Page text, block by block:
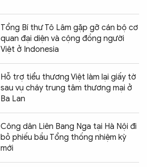
Tổng Bí thư Tô Lâm gặp gỡ cán bộ cơ
quan đại diện và cộng đồng người
Việt ở Indonesia
Hỗ trợ tiểu thương Việt làm lại giấy tờ
sau vụ cháy trung tâm thương mại ở
Ba Lan
Công dân Liên Bang Nga tại Hà Nội đi
bỏ phiếu bầu Tổng thống nhiệm kỳ
mới